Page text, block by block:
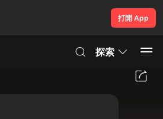
打開 App
探索